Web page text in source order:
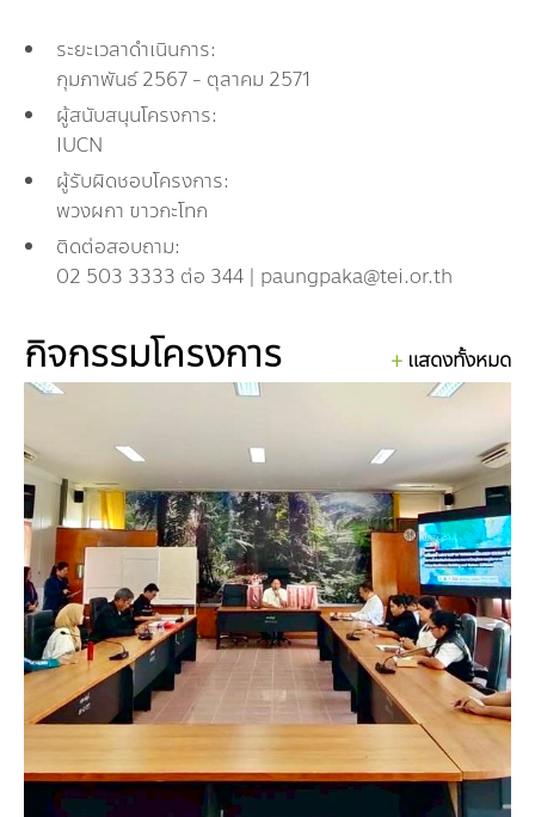
กองทุน ดร.ธีระ พันธุมวนิช
ระยะเวลาดำเนินการ:
กุมภาพันธ์ 2567 - ตุลาคม 2571
ผู้สนับสนุนโครงการ:
IUCN
ผู้รับผิดชอบโครงการ:
พวงผกา ขาวกะโทก
ติดต่อสอบถาม:
02 503 3333 ต่อ 344 | paungpaka@tei.or.th
กิจกรรมโครงการ แสดงทั้งหมด